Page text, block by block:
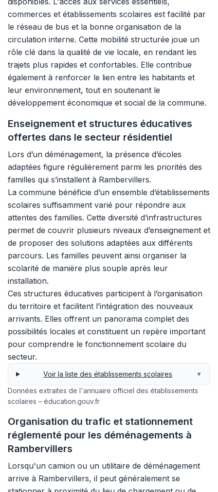
commerces et établissements scolaires est facilité par
le réseau de bus et la bonne organisation de la
circulation interne. Cette mobilité structurée joue un
rôle clé dans la qualité de vie locale, en rendant les
trajets plus rapides et confortables. Elle contribue
également à renforcer le lien entre les habitants et
leur environnement, tout en soutenant le
développement économique et social de la commune.
Enseignement et structures éducatives
offertes dans le secteur résidentiel
Lors d’un déménagement, la présence d’écoles
adaptées figure régulièrement parmi les priorités des
familles qui s’installent à Rambervillers.
La commune bénéficie d’un ensemble d’établissements
scolaires suffisamment varié pour répondre aux
attentes des familles. Cette diversité d’infrastructures
permet de couvrir plusieurs niveaux d’enseignement et
de proposer des solutions adaptées aux différents
parcours. Les familles peuvent ainsi organiser la
scolarité de manière plus souple après leur
installation.
Ces structures éducatives participent à l’organisation
du territoire et facilitent l’intégration des nouveaux
arrivants. Elles offrent un panorama complet des
possibilités locales et constituent un repère important
pour comprendre le fonctionnement scolaire du
secteur.
Voir la liste des établissements scolaires ▼
Données extraites de l'annuaire officiel des établissements
scolaires – éducation.gouv.fr
Organisation du trafic et stationnement
réglementé pour les déménagements à
Rambervillers
Lorsqu'un camion ou un utilitaire de déménagement
arrive à Rambervillers, il peut généralement se